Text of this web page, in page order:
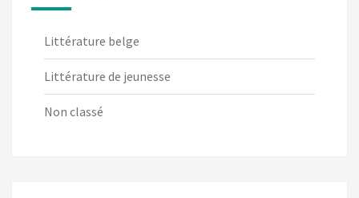
Littérature belge
Littérature de jeunesse
Non classé